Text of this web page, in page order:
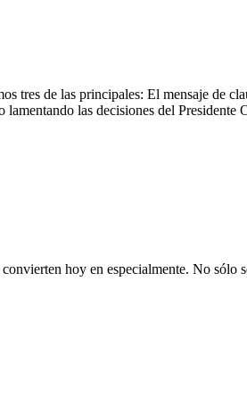
tres de las principales: El mensaje de
las decisiones del Presidente
hoy en especialmente. No